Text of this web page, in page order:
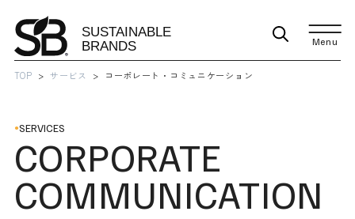
Menu
TOP サービス コーポレート・コミュニケーション
SERVICES
CORPORATE
COMMUNICATION